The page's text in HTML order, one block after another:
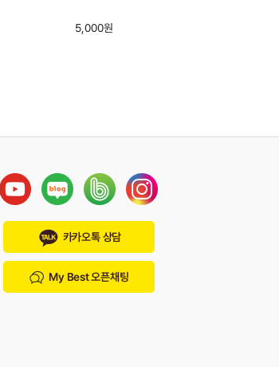
5,000원
카카오톡 상담
My Best 오픈채팅